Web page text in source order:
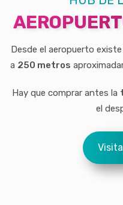
Desde el aeropuerto existe
a 250 metros
Hay que comprar antes la
el